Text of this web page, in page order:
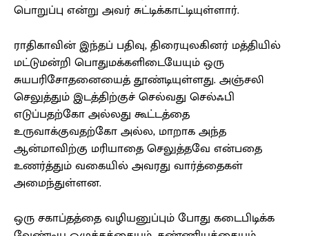
பொறுப்பு என்று அவர் சுட்டிக்காட்டியுள்ளார்.
ராதிகாவின் இந்தப் பதிவு, திரையுலகினர் மத்தியில்
மட்டுமன்றி பொதுமக்களிடையேயும் ஒரு
சுயபரிசோதனையைத் தூண்டியுள்ளது. அஞ்சலி
செலுத்தும் இடத்திற்குச் செல்வது செல்ஃபி
எடுப்பதற்கோ அல்லது கூட்டத்தை
உருவாக்குவதற்கோ அல்ல, மாறாக அந்த
ஆன்மாவிற்கு மரியாதை செலுத்தவே என்பதை
உணர்த்தும் வகையில் அவரது வார்த்தைகள்
அமைந்துள்ளன.
ஒரு சகாப்தத்தை வழியனுப்பும் போது கடைபிடிக்க